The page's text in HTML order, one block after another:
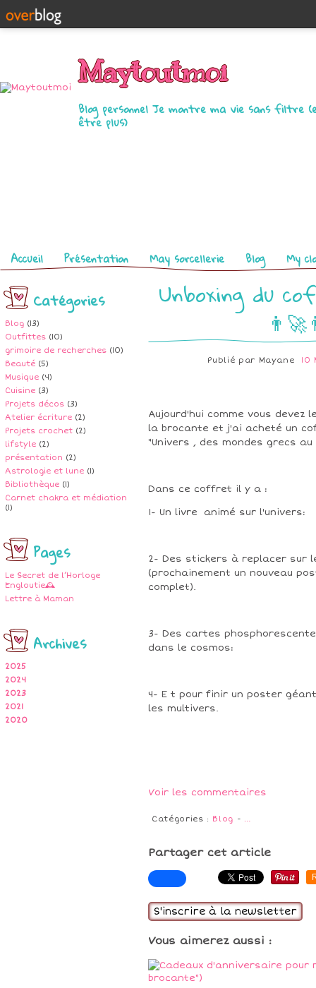
Maytoutmoi
Blog personnel Je montre ma vie sans filtre
être plus)
Pages
Accueil Présentation May sorcellerie Blog My
Catégories
Blog (13)
Outfittes (10)
grimoire de recherches (10)
Beauté (5)
Musique (4)
Cuisine (3)
Projets décos (3)
Atelier écriture (2)
Projets crochet (2)
lifstyle (2)
présentation (2)
Astrologie et lune (1)
Bibliothèque (1)
Carnet chakra et médiation
(1)
Pages
Le Secret de l’Horloge
Engloutie🕰️
Lettre à Maman
Archives
2025
2024
2023
2021
2020
Unboxing du
Publié par Mayane 10
Aujourd'hui comme vous
la brocante et j'ai acheté un
"Univers , des mondes grecs
Dans ce coffret il y a :
1- Un livre animé sur l'univers:
2- Des stickers à replacer sur
(prochainement un nouveau
complet).
3- Des cartes
dans le cosmos:
4- E t pour finir un poster
les multivers.
Voir les commentaires
Catégories : Blog - …
Partager cet article
S'inscrire à la newsletter
Vous aimerez aussi :